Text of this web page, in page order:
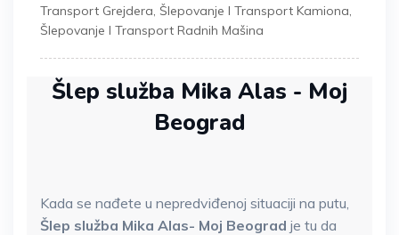
Transport Grejdera, Šlepovanje I Transport Kamiona,
Šlepovanje I Transport Radnih Mašina
Šlep služba Mika Alas - Moj
Beograd
Kada se nađete u nepredviđenoj situaciji na putu,
Šlep služba Mika Alas- Moj Beograd je tu da